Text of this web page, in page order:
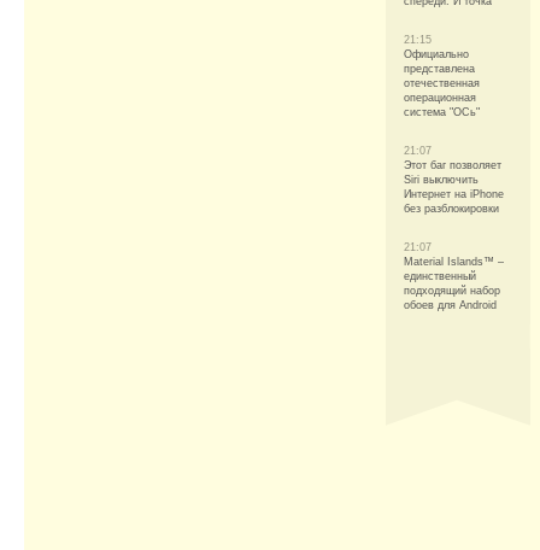
21:15
Официально
представлена
отечественная
операционная
система "ОСь"
21:07
Этот баг позволяет
Siri выключить
Интернет на iPhone
без разблокировки
21:07
Material Islands™ –
единственный
подходящий набор
обоев для Android